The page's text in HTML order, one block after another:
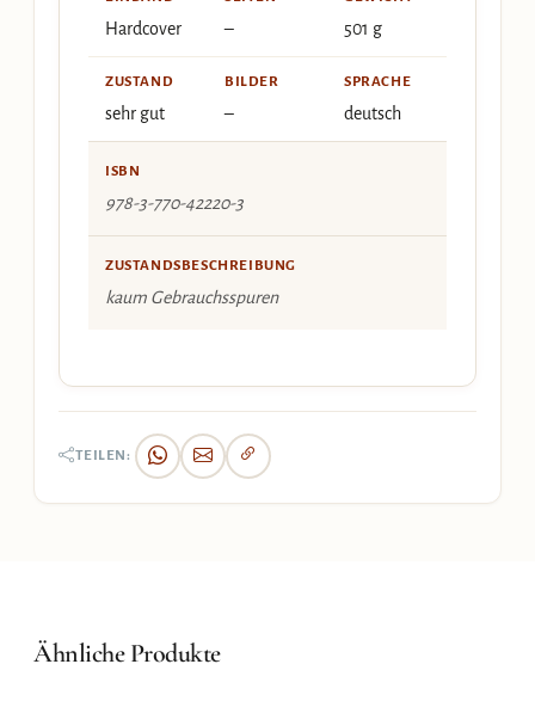
Hardcover – 501 g
ZUSTAND
sehr gut
BILDER
–
SPRACHE
deutsch
ISBN
978-3-770-42220-3
ZUSTANDSBESCHREIBUNG
kaum Gebrauchsspuren
TEILEN:
Ähnliche Produkte